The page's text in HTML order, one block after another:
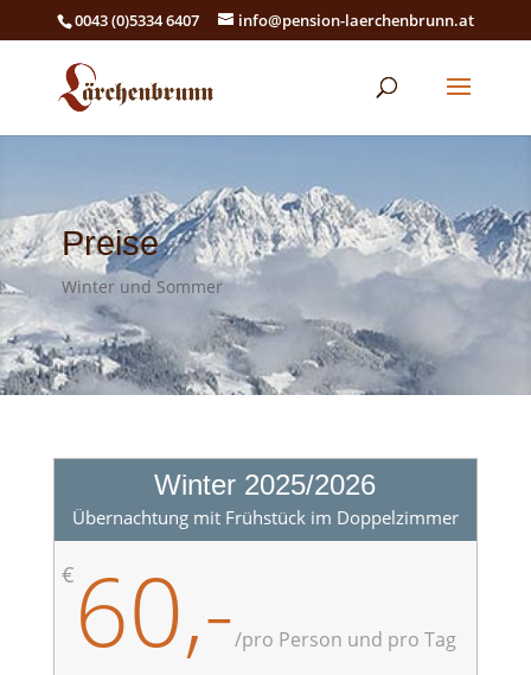
0043 (0)5334 6407 info@pension-laerchenbrunn.at
Preise
Winter und Sommer
Winter 2025/2026
Übernachtung mit Frühstück im Doppelzimmer
€ 60,-/pro Person und pro Tag